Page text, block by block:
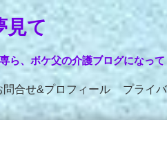
見て
、ボケ父の介護ブログになって
問合せ&プロフィールプライバ